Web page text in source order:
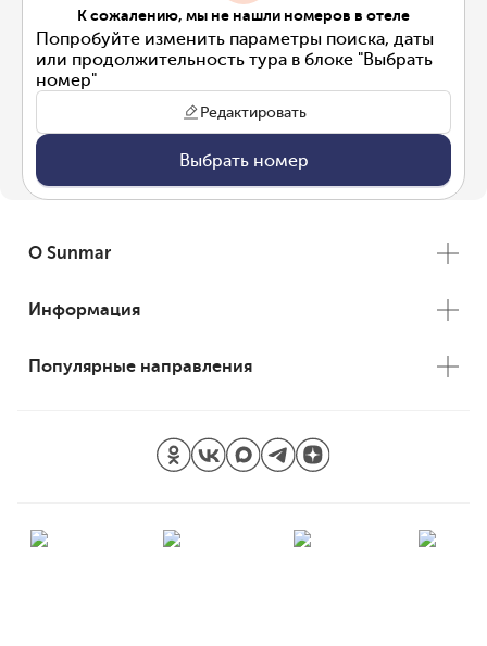
К сожалению, мы не нашли номеров в отеле
Попробуйте изменить параметры поиска, даты
или продолжительность тура в блоке "Выбрать
номер"
Редактировать
Выбрать номер
О Sunmar
Информация
Популярные направления